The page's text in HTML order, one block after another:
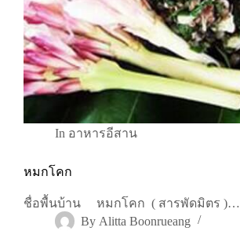
In อาหารอีสาน
หมกโคก
ชื่อพื้นบ้าน หมกโคก ( สารพัดมิตร )…
By Alitta Boonrueang